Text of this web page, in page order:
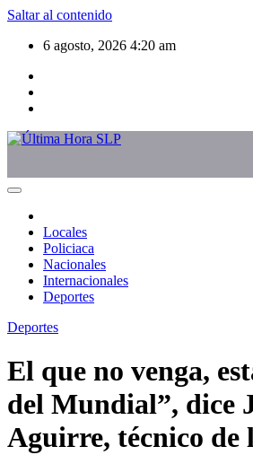
Saltar al contenido
6 agosto, 2026 4:20 am
Locales
Policiaca
Nacionales
Internacionales
Deportes
Deportes
El que no venga,
del Mundial”, dice
Aguirre, técnico de